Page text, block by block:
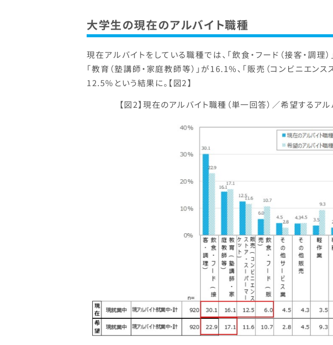
大学生の現在のアルバイト職種
現在アルバイトをしている職種では、「飲食・フード（接客・調理
「教育（塾講師・家庭教師等）」が16.1%、「販売（コンビニエンス
12.5%という結果に。【図2】
【図2】現在のアルバイト職種（単一回答）／希望するアル